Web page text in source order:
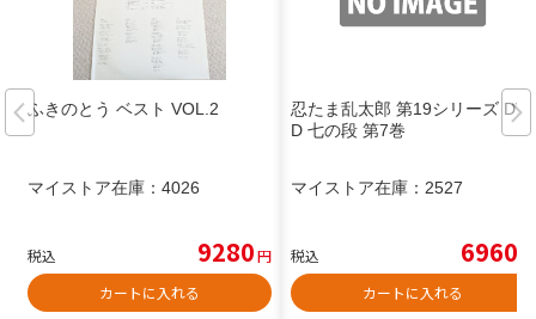
ふきのとう ベスト VOL.2
マイストア在庫： 4026
税込 9280円
カートに入れる
忍たま乱太郎 第19シリーズ DV
D 七の段 第7巻
マイストア在庫： 2527
税込 6960
カートに入れる